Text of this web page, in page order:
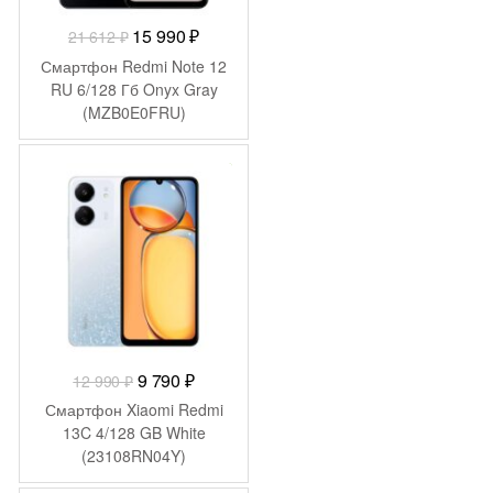
21 612₽ Первоначальная
цена
составляла
21
612 ₽.
15 990₽Текущая
цена:
15
Смартфон Redmi Note 12
RU 6/128 Гб Onyx Gray
(MZB0E0FRU)
-3 200
12 990₽ Первоначальная
цена
составляла
12
9 790 ₽Текущая
цена:
9
Смартфон Xiaomi Redmi
13C 4/128 GB White
(23108RN04Y)